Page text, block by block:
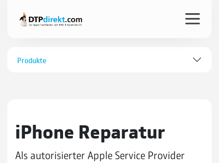
Produkte
iPhone Reparatur
Als autorisierter Apple Service Provider